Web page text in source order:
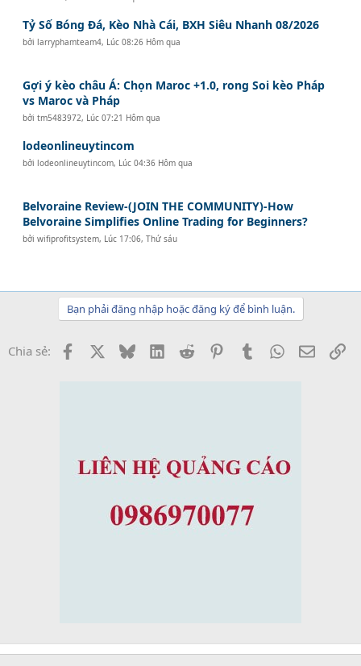
Tỷ Số Bóng Đá, Kèo Nhà Cái, BXH Siêu Nhanh 08/2026
bởilarryphamteam4, Lúc 08:26 Hôm qua
Gợi ý kèo châu Á: Chọn Maroc +1.0, rong Soi kèo Pháp
vs Maroc và Pháp
bởitm5483972, Lúc 07:21 Hôm qua
lodeonlineuytincom
bởilodeonlineuytincom, Lúc 04:36 Hôm qua
Belvoraine Review-(JOIN THE COMMUNITY)-How
Belvoraine Simplifies Online Trading for Beginners?
bởiwifiprofitsystem, Lúc 17:06, Thứ sáu
Bạn phải đăng nhập hoặc đăng ký để bình luận.
Chia sẻ: Facebook BlueskyLinkedInReddit PinterestTumblrWhatsApp
Email